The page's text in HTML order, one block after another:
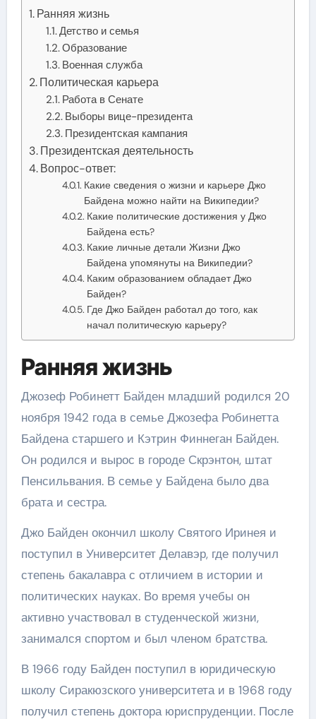
Ранняя жизнь
Детство и семья
Образование
Военная служба
Политическая карьера
Работа в Сенате
Выборы вице-президента
Президентская кампания
Президентская деятельность
Вопрос-ответ:
Какие сведения о жизни и карьере Джо
Байдена можно найти на Википедии?
Какие политические достижения у Джо
Байдена есть?
Какие личные детали Жизни Джо
Байдена упомянуты на Википедии?
Каким образованием обладает Джо
Байден?
Где Джо Байден работал до того, как
начал политическую карьеру?
Ранняя жизнь
Джозеф Робинетт Байден младший родился 20
ноября 1942 года в семье Джозефа Робинетта
Байдена старшего и Кэтрин Финнеган Байден.
Он родился и вырос в городе Скрэнтон, штат
Пенсильвания. В семье у Байдена было два
брата и сестра.
Джо Байден окончил школу Святого Иринея и
поступил в Университет Делавэр, где получил
степень бакалавра с отличием в истории и
политических науках. Во время учебы он
активно участвовал в студенческой жизни,
занимался спортом и был членом братства.
В 1966 году Байден поступил в юридическую
школу Сиракюзского университета и в 1968 году
получил степень доктора юриспруденции. После